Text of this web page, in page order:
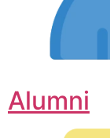
Alumni